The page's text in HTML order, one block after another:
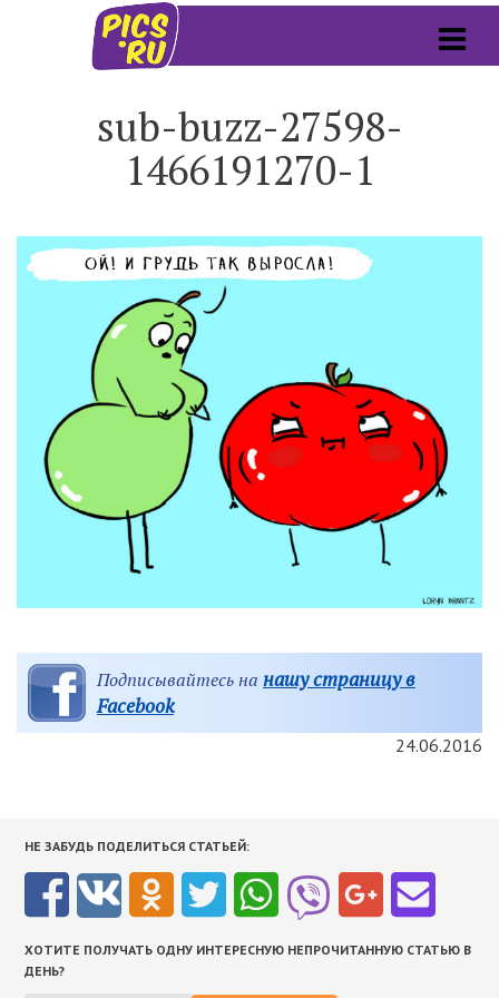
sub-buzz-27598-
1466191270-1
Подписывайтесь на нашу страницу в
Facebook
24.06.2016
НЕ ЗАБУДЬ ПОДЕЛИТЬСЯ СТАТЬЕЙ:
ХОТИТЕ ПОЛУЧАТЬ ОДНУ ИНТЕРЕСНУЮ НЕПРОЧИТАННУЮ СТАТЬЮ В
ДЕНЬ?